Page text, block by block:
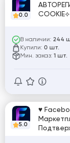
0.0
В наличии: 244
Купили: 0 шт.
Мин. заказ: 1 шт.
5.0
♥